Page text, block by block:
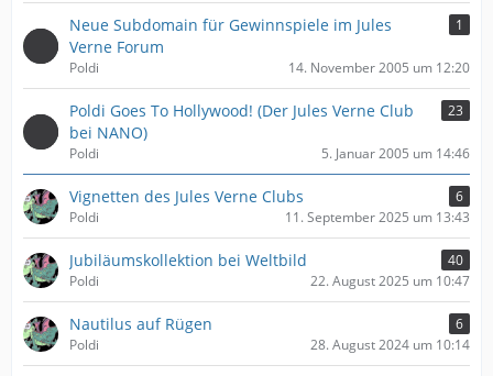
Neue Subdomain für Gewinnspiele im Jules
Verne Forum
1
Poldi 14. November 2005 um 12:20
Poldi Goes To Hollywood! (Der Jules Verne Club
bei NANO)
23
Poldi 5. Januar 2005 um 14:46
Vignetten des Jules Verne Clubs
6
Poldi
11. September 2025 um 13:43
Jubiläumskollektion bei Weltbild
40
Poldi
22. August 2025 um 10:47
Nautilus auf Rügen
6
Poldi
28. August 2024 um 10:14